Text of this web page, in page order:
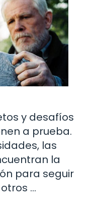
y desafíos
a prueba.
las
la
para seguir
…